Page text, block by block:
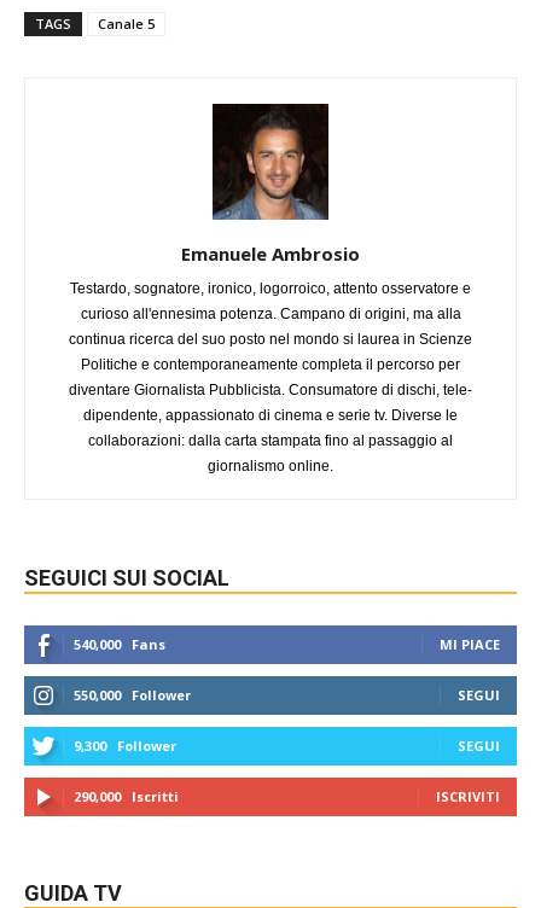
TAGS Canale 5
Emanuele Ambrosio
Testardo, sognatore, ironico, logorroico, attento osservatore e
curioso all'ennesima potenza. Campano di origini, ma alla
continua ricerca del suo posto nel mondo si laurea in Scienze
Politiche e contemporaneamente completa il percorso per
diventare Giornalista Pubblicista. Consumatore di dischi, tele-
dipendente, appassionato di cinema e serie tv. Diverse le
collaborazioni: dalla carta stampata fino al passaggio al
giornalismo online.
SEGUICI SUI SOCIAL
540,000 Fans MI PIACE
550,000 Follower SEGUI
9,300 Follower SEGUI
290,000 Iscritti ISCRIVITI
GUIDA TV